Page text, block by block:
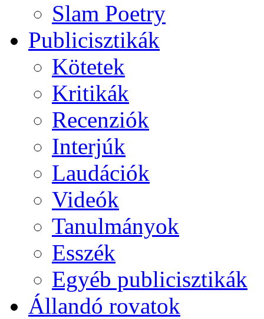
Slam Poetry
Publicisztikák
Kötetek
Kritikák
Recenziók
Interjúk
Laudációk
Videók
Tanulmányok
Esszék
Egyéb publicisztikák
Állandó rovatok